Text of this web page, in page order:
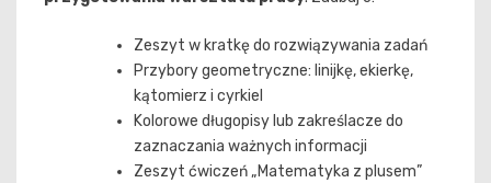
Zeszyt w kratkę do rozwiązywania zadań
Przybory geometryczne: linijkę, ekierkę,
kątomierz i cyrkiel
Kolorowe długopisy lub zakreślacze do
zaznaczania ważnych informacji
Zeszyt ćwiczeń „Matematyka z plusem”